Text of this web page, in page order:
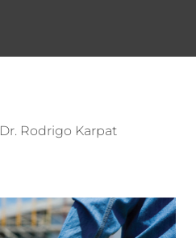
Dr. Rodrigo Karpat